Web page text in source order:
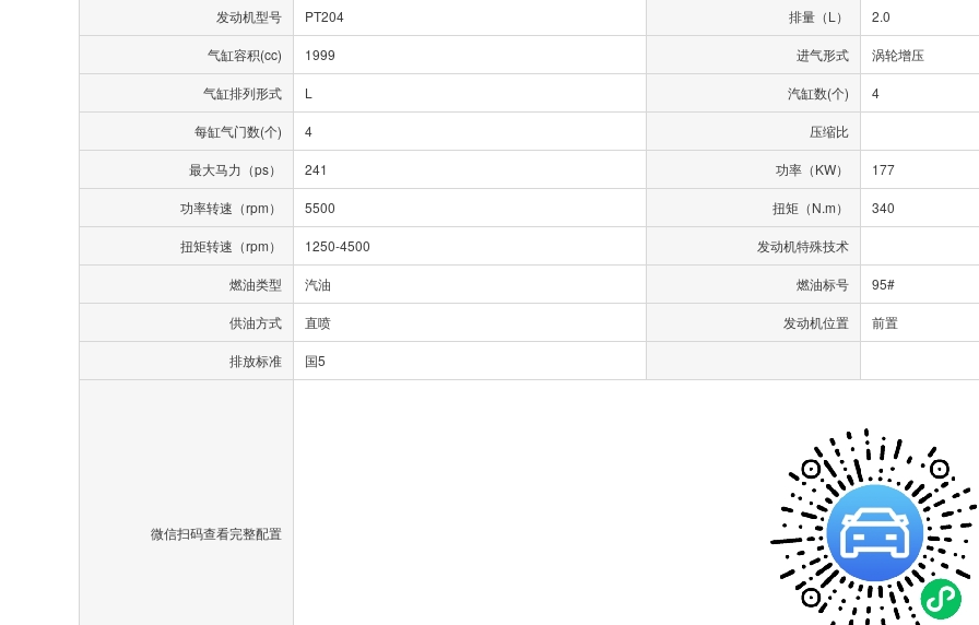
发动机型号 PT204 排量（L） 2.0
气缸容积(cc) 1999 进气形式 涡轮增压
气缸排列形式 L 汽缸数(个) 4
每缸气门数(个) 4 压缩比
最大马力（ps） 241 功率（KW） 177
功率转速（rpm） 5500 扭矩（N.m） 340
扭矩转速（rpm） 1250-4500 发动机特殊技术
燃油类型 汽油 燃油标号 95#
供油方式 直喷 发动机位置 前置
排放标准 国5
微信扫码查看完整配置